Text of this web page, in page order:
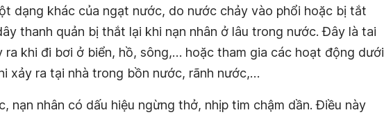
dạng khác của ngạt nước, do nước chảy vào phổi hoặc bị tắt
thanh quản bị thắt lại khi nạn nhân ở lâu trong nước. Đây là tai
ra khi đi bơi ở biển, hồ, sông,… hoặc tham gia các hoạt động dưới
xảy ra tại nhà trong bồn nước, rãnh nước,…
nạn nhân có dấu hiệu ngừng thở, nhịp tim chậm dần. Điều này